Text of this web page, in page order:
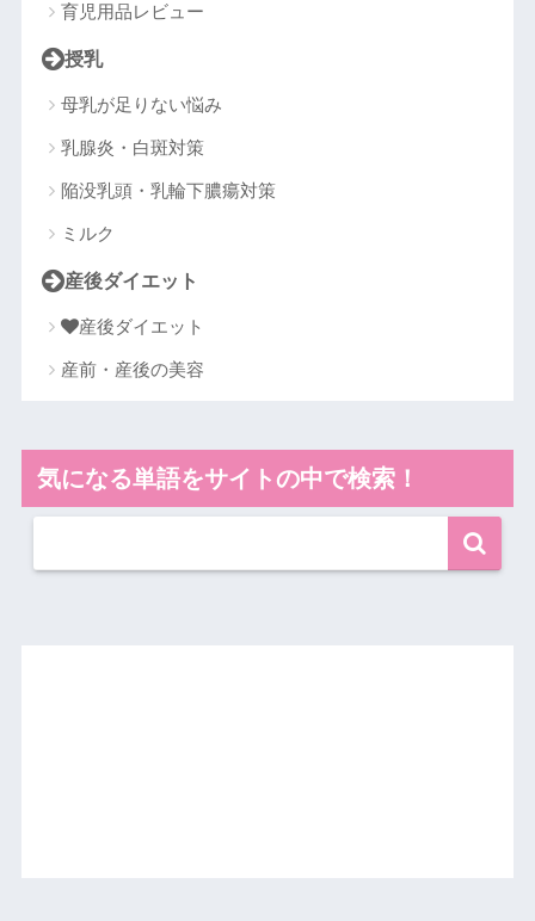
育児用品レビュー
授乳
母乳が足りない悩み
乳腺炎・白斑対策
陥没乳頭・乳輪下膿瘍対策
ミルク
産後ダイエット
産後ダイエット
産前・産後の美容
気になる単語をサイトの中で検索！